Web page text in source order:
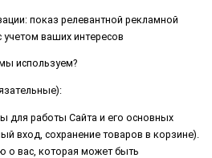
показ релевантной рекламной
ваших интересов
используем?
для работы Сайта и его основных
вход, сохранение товаров в корзине).
о вас, которая может быть